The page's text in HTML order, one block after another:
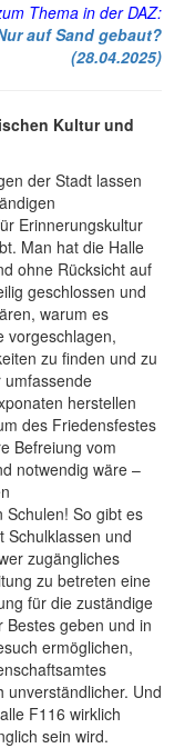
Thema in der DAZ:
auf Sand gebaut?
(28.04.2025)
Kultur und
der Stadt lassen
Erinnerungskultur
Man hat die Halle
ohne Rücksicht auf
geschlossen und
warum es
vorgeschlagen,
zu finden und zu
herstellen
des Friedensfestes
Befreiung vom
notwendig wäre –
Schulen! So gibt es
Schulklassen und
zugängliches
zu betreten eine
für die zuständige
Bestes geben und in
ermöglichen,
unverständlicher. Und
F116 wirklich
sein wird.